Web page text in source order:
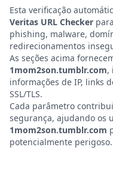
Esta verificação
Veritas URL Checker
phishing, malware,
redirecionamentos
As seções acima
1mom2son.tumblr.com,
informações de IP, links
SSL/TLS.
Cada parâmetro
segurança, ajudando os
1mom2son.tumblr.com
potencialmente perigoso.